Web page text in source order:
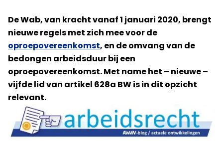
De Wab, van kracht vanaf 1 januari 2020, brengt
nieuwe regels met zich mee voor de
oproepovereenkomst, en de omvang van de
bedongen arbeidsduur bij een
oproepovereenkomst. Met name het – nieuwe –
vijfde lid van artikel 628a BW is in dit opzicht
relevant.